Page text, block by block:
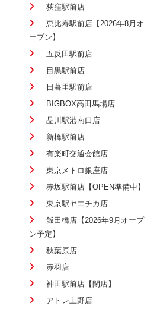
荻窪駅前店
恵比寿駅前店【2026年8月オ
ープン】
五反田駅前店
目黒駅前店
日暮里駅前店
BIGBOX高田馬場店
品川駅港南口店
新橋駅前店
有楽町交通会館店
東京メトロ銀座店
赤坂駅前店【OPEN準備中】
東京駅ヤエチカ店
飯田橋店【2026年9月オープ
ン予定】
秋葉原店
赤羽店
神田駅前店【閉店】
アトレ上野店